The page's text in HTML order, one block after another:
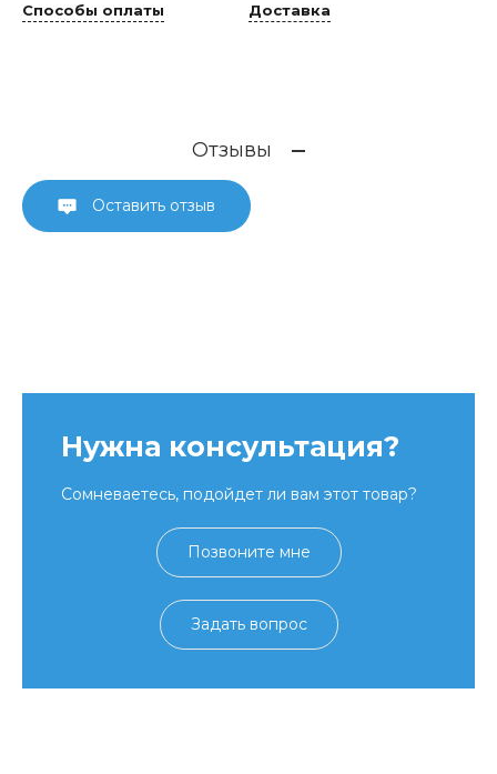
Способы оплаты Доставка
Отзывы
Оставить отзыв
Нужна консультация?
Сомневаетесь, подойдет ли вам этот товар?
Позвоните мне
Задать вопрос